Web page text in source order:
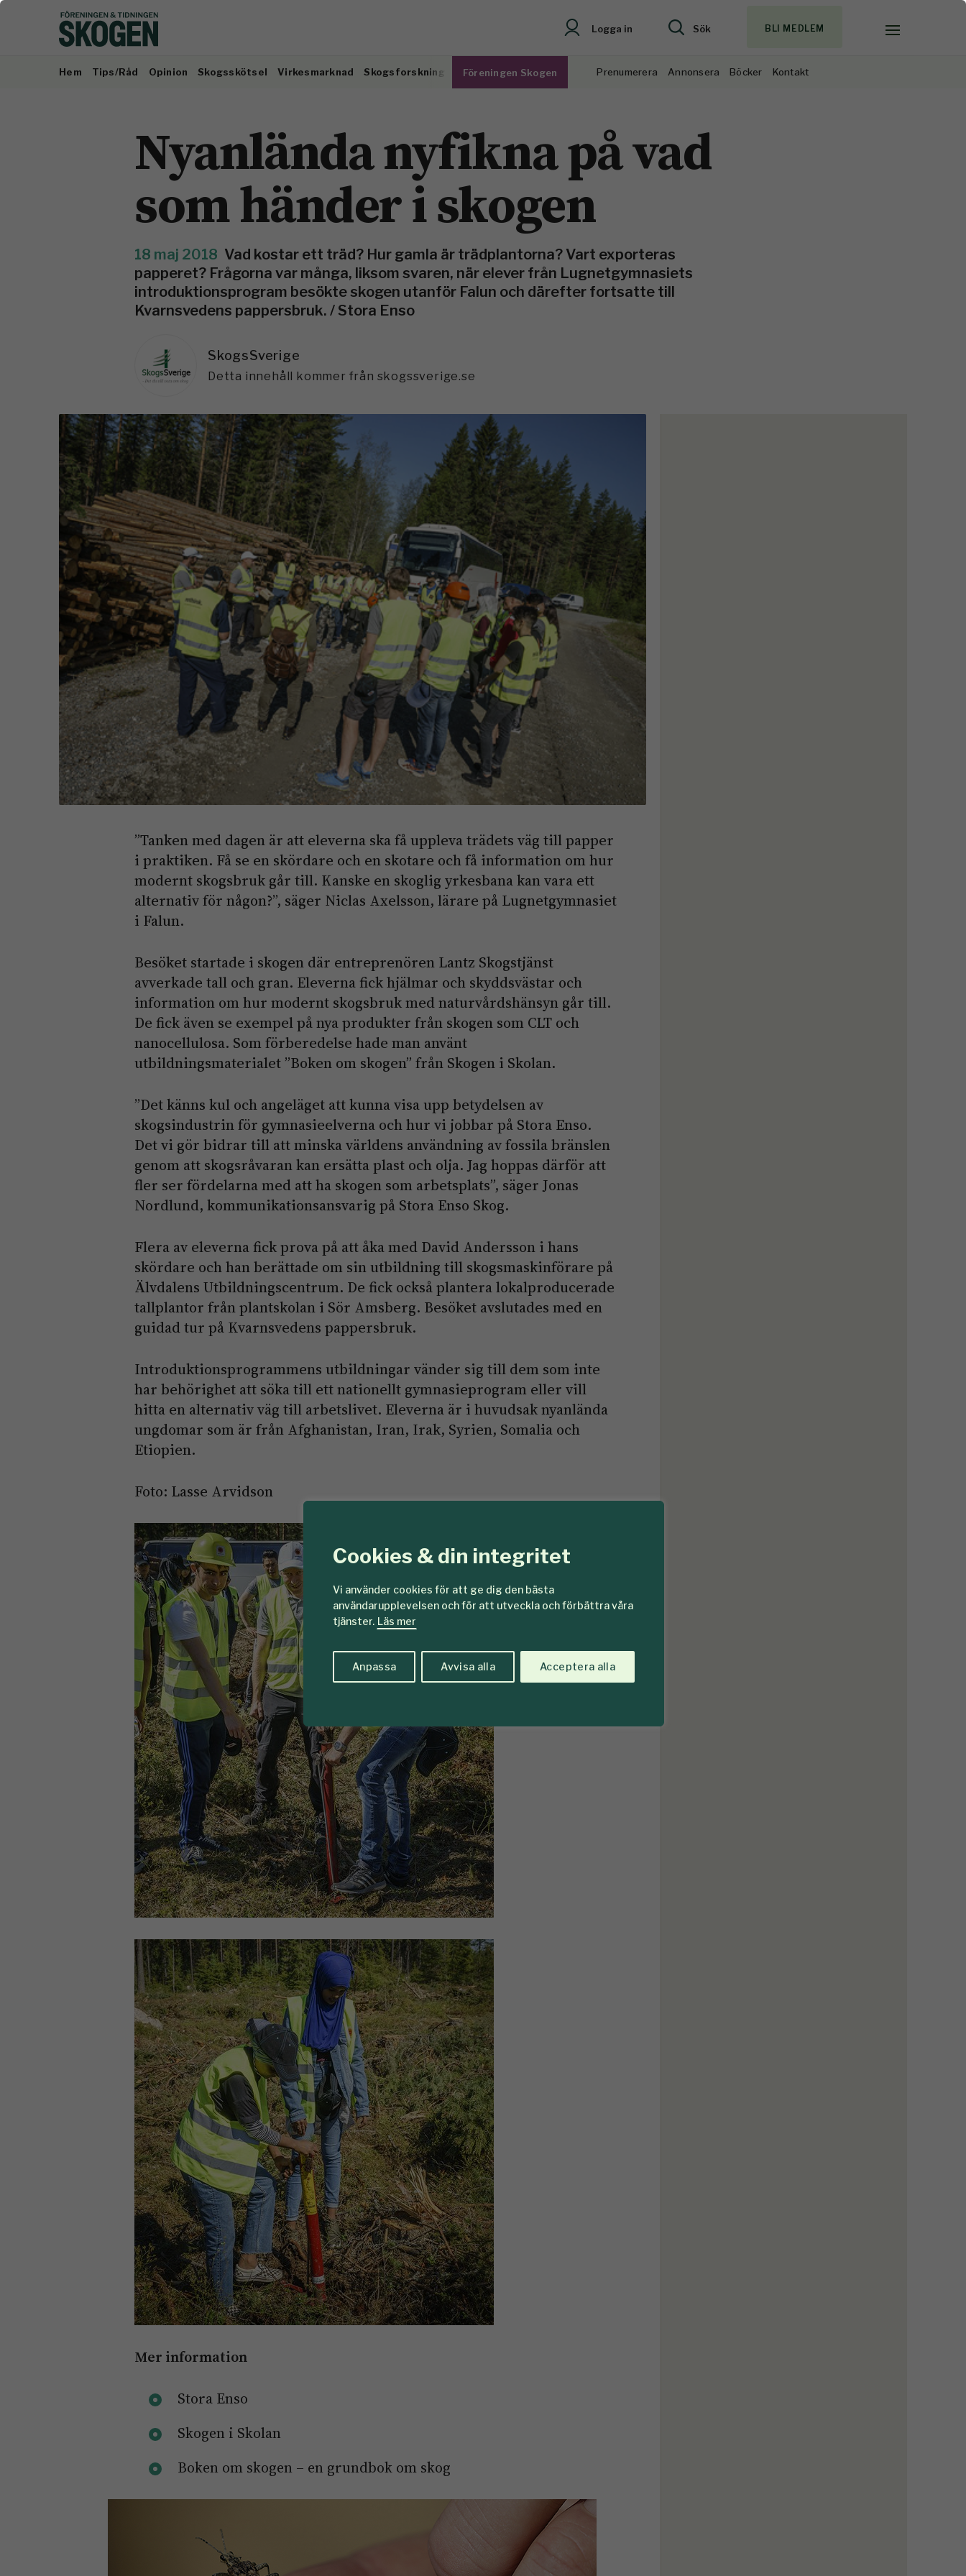
Cookies & din integritet
Vi använder cookies för att ge dig den bästa
användarupplevelsen och för att utveckla och förbättra våra
tjänster. Läs mer
Anpassa Avvisa alla Acceptera alla
Logga in Sök BLI MEDLEM
Hem Tips/Råd Opinion Skogsskötsel Virkesmarknad Skogsforskning Föreningen Skogen Prenumerera Annonsera Böcker Kontakt
Nyanlända nyfikna på vad
som händer i skogen
18 maj 2018 Vad kostar ett träd? Hur gamla är trädplantorna? Vart exporteras
papperet? Frågorna var många, liksom svaren, när elever från Lugnetgymnasiets
introduktionsprogram besökte skogen utanför Falun och därefter fortsatte till
Kvarnsvedens pappersbruk. / Stora Enso
SkogsSverige
Detta innehåll kommer från skogssverige.se
”Tanken med dagen är att eleverna ska få uppleva trädets väg till papper
i praktiken. Få se en skördare och en skotare och få information om hur
modernt skogsbruk går till. Kanske en skoglig yrkesbana kan vara ett
alternativ för någon?”, säger Niclas Axelsson, lärare på Lugnetgymnasiet
i Falun.
Besöket startade i skogen där entreprenören Lantz Skogstjänst
avverkade tall och gran. Eleverna fick hjälmar och skyddsvästar och
information om hur modernt skogsbruk med naturvårdshänsyn går till.
De fick även se exempel på nya produkter från skogen som CLT och
nanocellulosa. Som förberedelse hade man använt
utbildningsmaterialet ”Boken om skogen” från Skogen i Skolan.
”Det känns kul och angeläget att kunna visa upp betydelsen av
skogsindustrin för gymnasieelverna och hur vi jobbar på Stora Enso.
Det vi gör bidrar till att minska världens användning av fossila bränslen
genom att skogsråvaran kan ersätta plast och olja. Jag hoppas därför att
fler ser fördelarna med att ha skogen som arbetsplats”, säger Jonas
Nordlund, kommunikationsansvarig på Stora Enso Skog.
Flera av eleverna fick prova på att åka med David Andersson i hans
skördare och han berättade om sin utbildning till skogsmaskinförare på
Älvdalens Utbildningscentrum. De fick också plantera lokalproducerade
tallplantor från plantskolan i Sör Amsberg. Besöket avslutades med en
guidad tur på Kvarnsvedens pappersbruk.
Introduktionsprogrammens utbildningar vänder sig till dem som inte
har behörighet att söka till ett nationellt gymnasieprogram eller vill
hitta en alternativ väg till arbetslivet. Eleverna är i huvudsak nyanlända
ungdomar som är från Afghanistan, Iran, Irak, Syrien, Somalia och
Etiopien.
Foto: Lasse Arvidson
Mer information
Stora Enso
Skogen i Skolan
Boken om skogen – en grundbok om skog